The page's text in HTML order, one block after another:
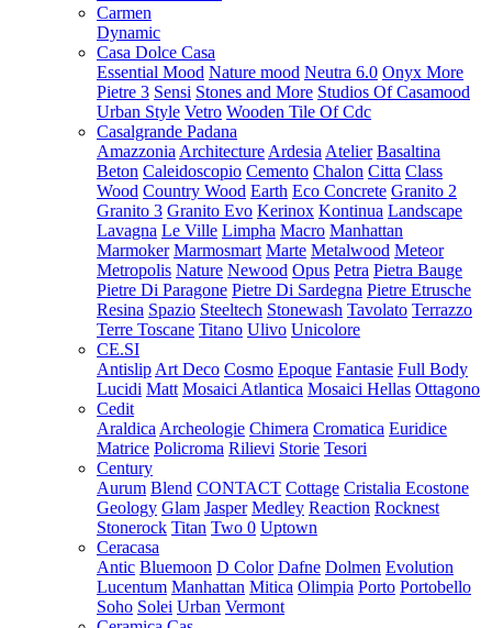
Carmen
Dynamic
Casa Dolce Casa
Essential Mood Nature mood Neutra 6.0 Onyx More
Pietre 3 Sensi Stones and More Studios Of Casamood
Urban Style Vetro Wooden Tile Of Cdc
Casalgrande Padana
Amazzonia Architecture Ardesia Atelier Basaltina
Beton Caleidoscopio Cemento Chalon Citta Class
Wood Country Wood Earth Eco Concrete Granito 2
Granito 3 Granito Evo Kerinox Kontinua Landscape
Lavagna Le Ville Limpha Macro Manhattan
Marmoker Marmosmart Marte Metalwood Meteor
Metropolis Nature Newood Opus Petra Pietra Bauge
Pietre Di Paragone Pietre Di Sardegna Pietre Etrusche
Resina Spazio Steeltech Stonewash Tavolato Terrazzo
Terre Toscane Titano Ulivo Unicolore
CE.SI
Antislip Art Deco Cosmo Epoque Fantasie Full Body
Lucidi Matt Mosaici Atlantica Mosaici Hellas Ottagono
Cedit
Araldica Archeologie Chimera Cromatica Euridice
Matrice Policroma Rilievi Storie Tesori
Century
Aurum Blend CONTACT Cottage Cristalia Ecostone
Geology Glam Jasper Medley Reaction Rocknest
Stonerock Titan Two 0 Uptown
Ceracasa
Antic Bluemoon D Color Dafne Dolmen Evolution
Lucentum Manhattan Mitica Olimpia Porto Portobello
Soho Solei Urban Vermont